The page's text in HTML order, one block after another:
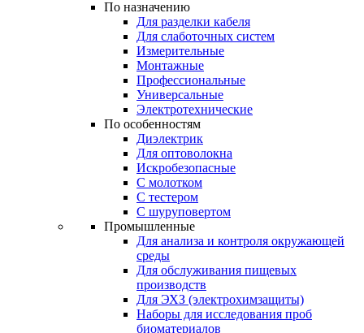
По назначению
Для разделки кабеля
Для слаботочных систем
Измерительные
Монтажные
Профессиональные
Универсальные
Электротехнические
По особенностям
Диэлектрик
Для оптоволокна
Искробезопасные
С молотком
С тестером
С шуруповертом
Промышленные
Для анализа и контроля окружающей
среды
Для обслуживания пищевых
производств
Для ЭХЗ (электрохимзащиты)
Наборы для исследования проб
биоматериалов